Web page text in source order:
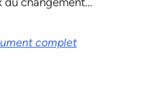
complet